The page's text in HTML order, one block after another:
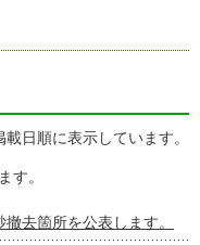
載日順に表示しています。
す。
去箇所を公表します。